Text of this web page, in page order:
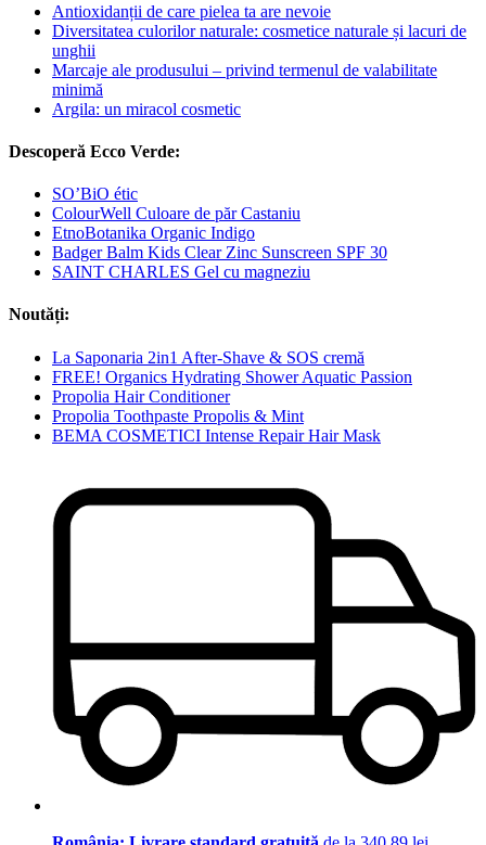
Antioxidanții de care pielea ta are nevoie
Diversitatea culorilor naturale: cosmetice naturale și lacuri de
unghii
Marcaje ale produsului – privind termenul de valabilitate
minimă
Argila: un miracol cosmetic
Descoperă Ecco Verde:
SO’BiO étic
ColourWell Culoare de păr Castaniu
EtnoBotanika Organic Indigo
Badger Balm Kids Clear Zinc Sunscreen SPF 30
SAINT CHARLES Gel cu magneziu
Noutăți:
La Saponaria 2in1 After-Shave & SOS cremă
FREE! Organics Hydrating Shower Aquatic Passion
Propolia Hair Conditioner
Propolia Toothpaste Propolis & Mint
BEMA COSMETICI Intense Repair Hair Mask